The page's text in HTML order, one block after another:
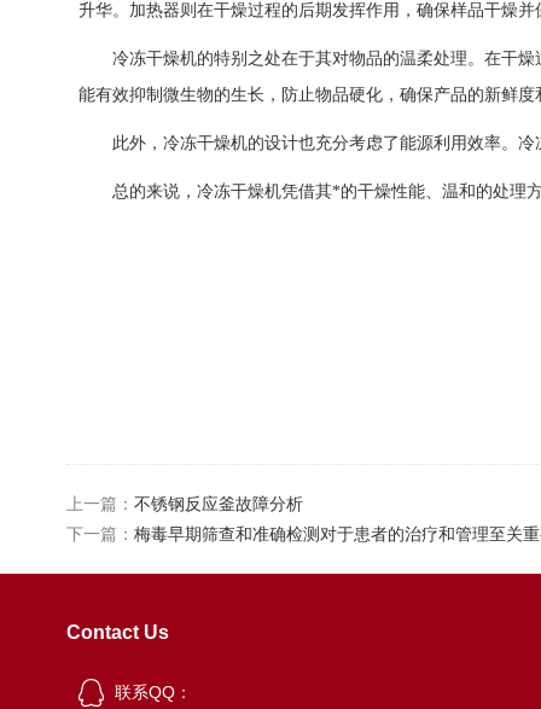
升华。加热器则在干燥过程的后期发挥作用，确保样品干燥并
冷冻干燥机的特别之处在于其对物品的温柔处理。在干
能有效抑制微生物的生长，防止物品硬化，确保产品的新鲜度
此外，冷冻干燥机的设计也充分考虑了能源利用效率。
总的来说，冷冻干燥机凭借其*的干燥性能、温和的处理
上一篇： 不锈钢反应釜故障分析
下一篇： 梅毒早期筛查和准确检测对于患者的治疗和管理至关
Contact Us
联系QQ：